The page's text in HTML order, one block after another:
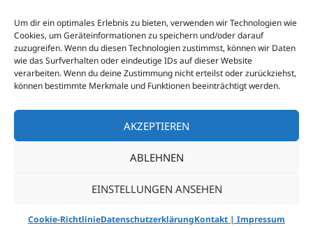
Um dir ein optimales Erlebnis zu bieten, verwenden wir Technologien wie
Cookies, um Geräteinformationen zu speichern und/oder darauf
zuzugreifen. Wenn du diesen Technologien zustimmst, können wir Daten
wie das Surfverhalten oder eindeutige IDs auf dieser Website
verarbeiten. Wenn du deine Zustimmung nicht erteilst oder zurückziehst,
können bestimmte Merkmale und Funktionen beeinträchtigt werden.
AKZEPTIEREN
ABLEHNEN
EINSTELLUNGEN ANSEHEN
Cookie-RichtlinieDatenschutzerklärungKontakt | Impressum
Links
Kontakt | Impressum
Datenschutzerklärung
Haftungshinweis
Proudly powered by WordPress | Theme: Goran by
WordPress.com